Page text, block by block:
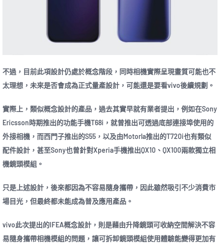
不過，目前此項設計仍處於概念階段，同時相機實際呈現畫質可能也不
太理想，未來是否會成為正式量產設計，可能還是要看vivo後續規劃。
實際上，類似概念設計的產品，過去其實早就有業者提出，例如在Sony
Ericsson時期推出的功能手機T68i，就曾推出可透過底部連接埠使用的
外接相機，而西門子推出的S55，以及由Motorla推出的T720i也有類似
配件設計，甚至Sony也曾針對Xperia手機推出QX10、QX100兩款獨立相
機鏡頭模組。
只是上述設計，後來都因為不容易隨身攜帶，因此雖然吸引不少消費市
場目光，但最終都未能成為普及應用產品。
vivo此次提出的IFEA概念設計，則是藉由升降鏡頭可收納空間解決不容
易隨身攜帶相機模組的問題，讓可拆卸鏡頭模組使用體驗能變得更加有